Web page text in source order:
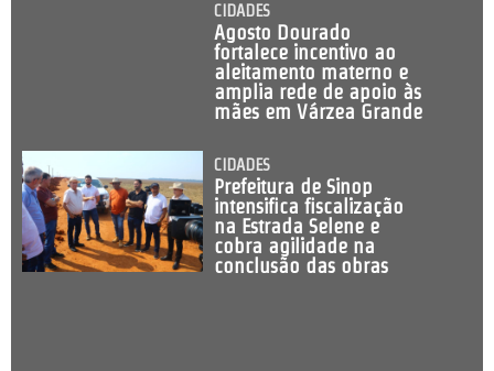
CIDADES
Agosto Dourado
fortalece incentivo ao
aleitamento materno e
amplia rede de apoio às
mães em Várzea Grande
CIDADES
Prefeitura de Sinop
intensifica fiscalização
na Estrada Selene e
cobra agilidade na
conclusão das obras